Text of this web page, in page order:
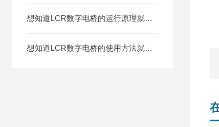
想知道LCR数字电桥的运行原理就看看这些吧
想知道LCR数字电桥的使用方法就看看这些吧